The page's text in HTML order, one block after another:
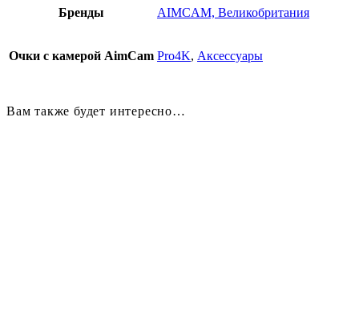
Бренды AIMCAM, Великобритания
Очки с камерой AimCam Pro4K, Аксессуары
Вам также будет интересно…